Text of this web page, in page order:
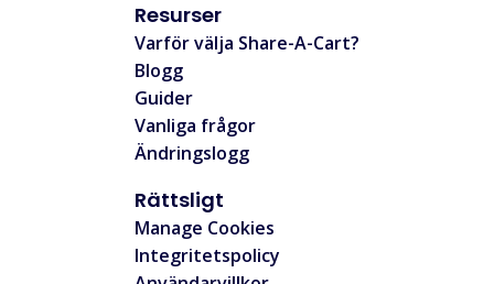
Resurser
Varför välja Share-A-Cart?
Blogg
Guider
Vanliga frågor
Ändringslogg
Rättsligt
Manage Cookies
Integritetspolicy